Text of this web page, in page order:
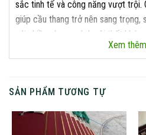
sắc tinh tế và công năng vượt trội.
giúp cầu thang trở nên sang trọng,
với nhiều phong cách nội thất khác
Xem thêm
SẢN PHẨM TƯƠNG TỰ